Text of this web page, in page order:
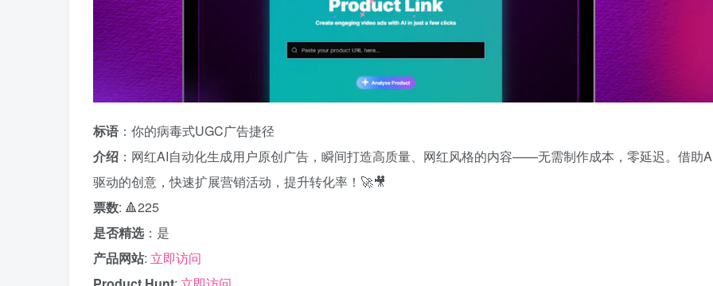
标语 ：你的病毒式UGC广告捷径
介绍 ：网红AI自动化生成用户原创广告，瞬间打造高质量、网红风格的内容——无需制作成本，零延迟。借助
驱动的创意，快速扩展营销活动，提升转化率！🚀🎥
票数: 🔺225
是否精选：是
产品网站: 立即访问